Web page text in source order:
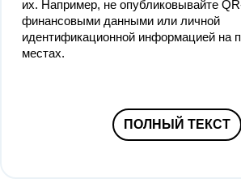
их. Например, не опубликовывайте
финансовыми данными или личной
идентификационной информацией на
местах.
ПОЛНЫЙ ТЕКСТ